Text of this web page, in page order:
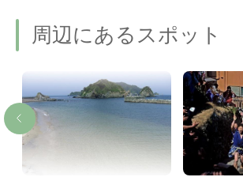
周辺にあるスポット